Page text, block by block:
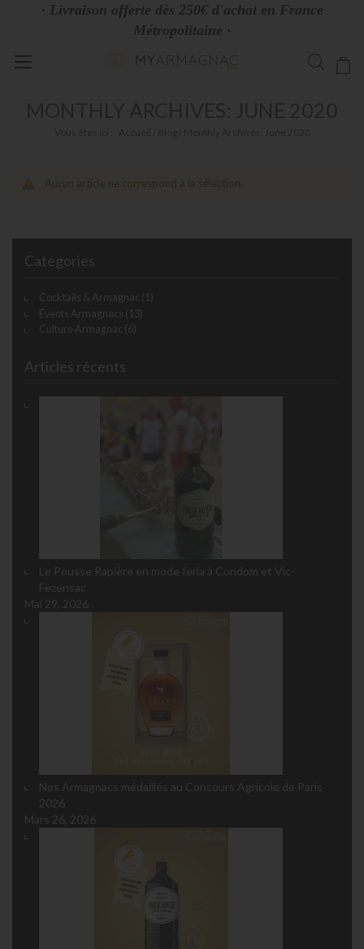
· Livraison offerte dès 250€ d'achat en France
Métropolitaine ·
au
Categories
Cocktails & Armagnac (1)
Events Armagnacs (13)
Culture Armagnac (6)
Articles récents
Le Pousse Rapière en mode feria à Condom et Vic-
Fezensac
Mai 29, 2026
Nos Armagnacs médaillés au Concours Agricole de Paris
2026
Mars 26, 2026